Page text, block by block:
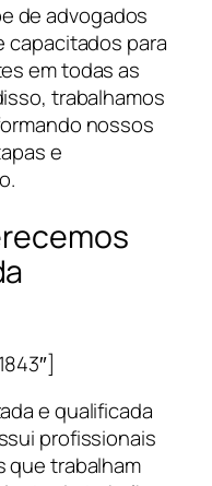
de advogados
capacitados para
em todas as
trabalhamos
nossos
e
e qualificada
profissionais
que trabalham